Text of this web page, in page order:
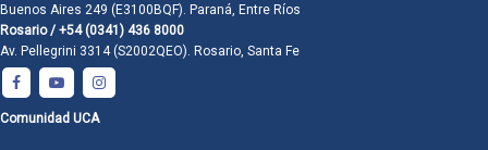
Buenos Aires 249 (E3100BQF). Paraná, Entre Ríos
Rosario / +54 (0341) 436 8000
Av. Pellegrini 3314 (S2002QEO). Rosario, Santa Fe
Comunidad UCA